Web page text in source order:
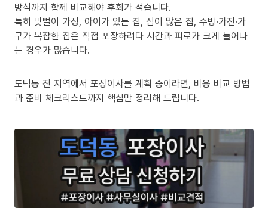
방식까지 함께 비교해야 후회가 적습니다.
특히 맞벌이 가정, 아이가 있는 집, 짐이 많은 집, 주방·가전·가
구가 복잡한 집은 직접 포장하려다 시간과 피로가 크게 늘어나
는 경우가 많습니다.
도덕동 전 지역에서 포장이사를 계획 중이라면, 비용 비교 방법
과 준비 체크리스트까지 핵심만 정리해 드립니다.